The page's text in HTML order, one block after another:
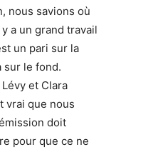
nous savions où
a un grand travail
un pari sur la
sur le fond.
et Clara
vrai que nous
doit
pour que ce ne